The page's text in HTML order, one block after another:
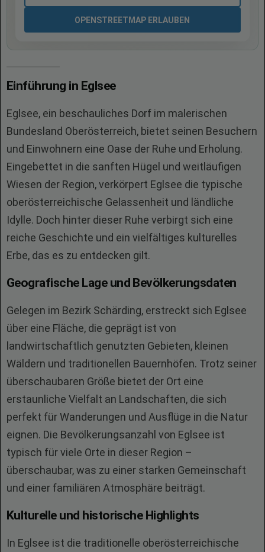
OPENSTREETMAP ERLAUBEN
Einführung in Eglsee
Eglsee, ein beschauliches Dorf im malerischen
Bundesland Oberösterreich, bietet seinen Besuchern
und Einwohnern eine Oase der Ruhe und Erholung.
Eingebettet in die sanften Hügel und weitläufigen
Wiesen der Region, verkörpert Eglsee die typische
oberösterreichische Gelassenheit und ländliche
Idylle. Doch hinter dieser Ruhe verbirgt sich eine
reiche Geschichte und ein vielfältiges kulturelles
Erbe, das es zu entdecken gilt.
Geografische Lage und Bevölkerungsdaten
Gelegen im Bezirk Schärding, erstreckt sich Eglsee
über eine Fläche, die geprägt ist von
landwirtschaftlich genutzten Gebieten, kleinen
Wäldern und traditionellen Bauernhöfen. Trotz seiner
überschaubaren Größe bietet der Ort eine
erstaunliche Vielfalt an Landschaften, die sich
perfekt für Wanderungen und Ausflüge in die Natur
eignen. Die Bevölkerungsanzahl von Eglsee ist
typisch für viele Orte in dieser Region –
überschaubar, was zu einer starken Gemeinschaft
und einer familiären Atmosphäre beiträgt.
Kulturelle und historische Highlights
In Eglsee ist die traditionelle oberösterreichische